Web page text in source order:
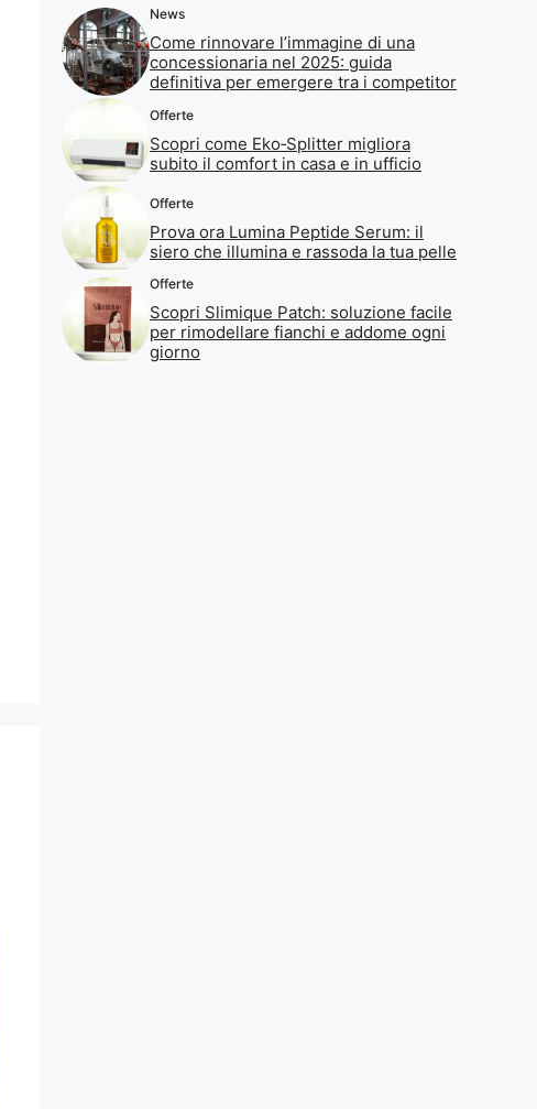
News
Come rinnovare l’immagine di una
concessionaria nel 2025: guida
definitiva per emergere tra i competitor
Offerte
Scopri come Eko‑Splitter migliora
subito il comfort in casa e in ufficio
Offerte
Prova ora Lumina Peptide Serum: il
siero che illumina e rassoda la tua pelle
Offerte
Scopri Slimique Patch: soluzione facile
per rimodellare fianchi e addome ogni
giorno